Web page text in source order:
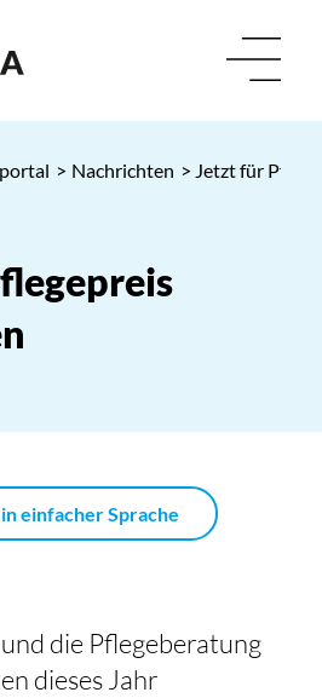
> Nachrichten > Jetzt für
einfacher Sprache
die Pflegeberatung
dieses Jahr